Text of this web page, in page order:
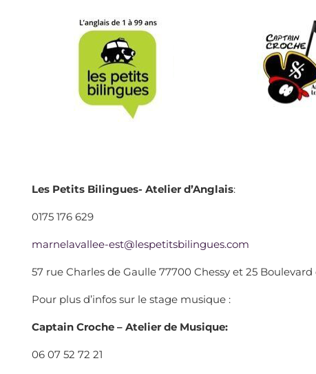
Les Petits Bilingues- Atelier d’Anglais:
0175 176 629
marnelavallee-est@lespetitsbilingues.com
57 rue Charles de Gaulle 77700 Chessy et 25
Pour plus d’infos sur le stage musique :
Captain Croche – Atelier de Musique:
06 07 52 72 21